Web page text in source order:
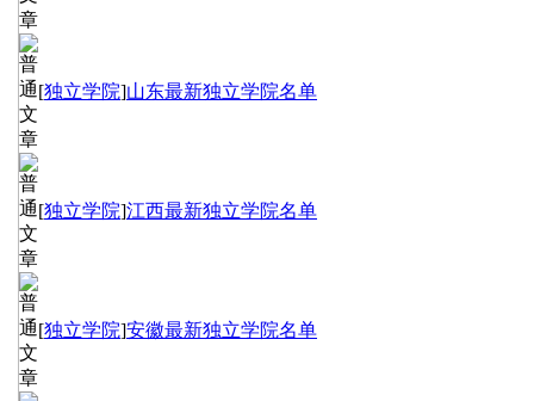
[独立学院]山东最新独立学院名单
[独立学院]江西最新独立学院名单
[独立学院]安徽最新独立学院名单